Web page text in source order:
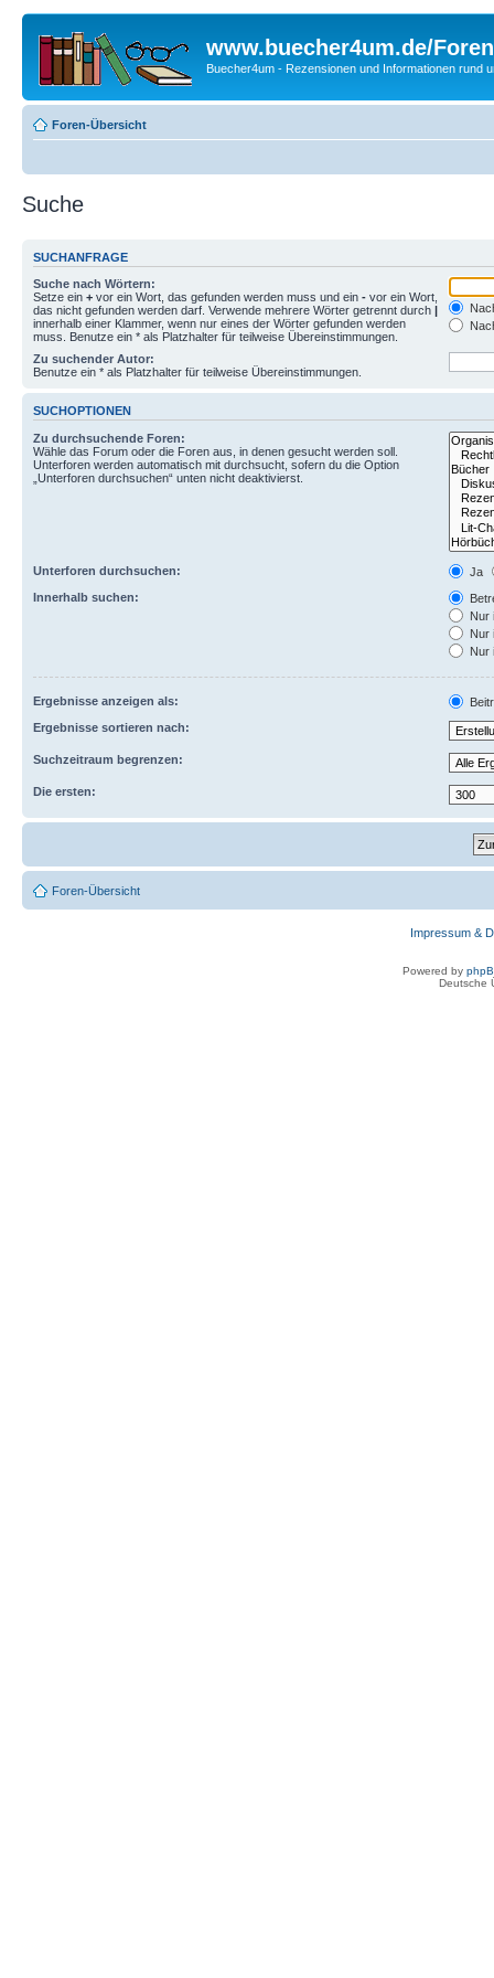
www.buecher4um.de/Foren
Buecher4um - Rezensionen und Informationen rund
Foren-Übersicht
Suche
SUCHANFRAGE
Suche nach Wörtern:
Setze ein + vor ein Wort, das gefunden werden muss und ein - vor ein Wort,
das nicht gefunden werden darf. Verwende mehrere Wörter getrennt durch |
innerhalb einer Klammer, wenn nur eines der Wörter gefunden werden
muss. Benutze ein * als Platzhalter für teilweise Übereinstimmungen.
Zu suchender Autor:
Benutze ein * als Platzhalter für teilweise Übereinstimmungen.
SUCHOPTIONEN
Zu durchsuchende Foren:
Wähle das Forum oder die Foren aus, in denen gesucht werden soll.
Unterforen werden automatisch mit durchsucht, sofern du die Option
„Unterforen durchsuchen“ unten nicht deaktivierst.
Unterforen durchsuchen:
Ja
Innerhalb suchen:
Nur
Nur
Nur
Ergebnisse anzeigen als:
Ergebnisse sortieren nach:
Suchzeitraum begrenzen:
Die ersten:
Foren-Übersicht
Impressum &
Powered by
Deutsche